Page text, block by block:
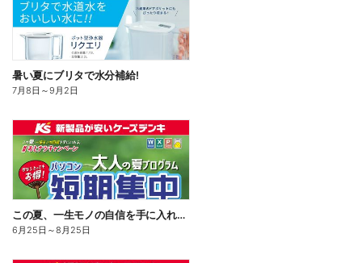
暑い夏にブリタで水分補給!
7月8日 ～9月2日
この夏、一生モノの自信を手に入れる。#おとナツキャンペーン
6月25日 ～8月25日